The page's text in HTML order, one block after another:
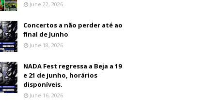
June 22, 2026
Concertos a não perder até ao
final de Junho
June 18, 2026
NADA Fest regressa a Beja a 19
e 21 de junho, horários
disponíveis.
June 16, 2026